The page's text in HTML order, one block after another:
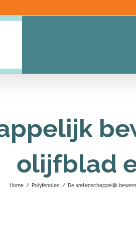
olijfblad
Home / Polyfenolen / De wetenschappelijk